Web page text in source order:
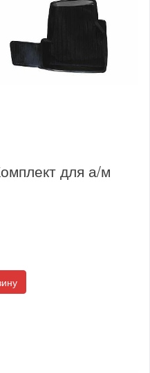
для а/м